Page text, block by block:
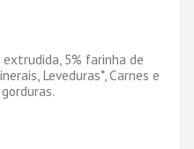
5% farinha de
Leveduras*, Carnes e